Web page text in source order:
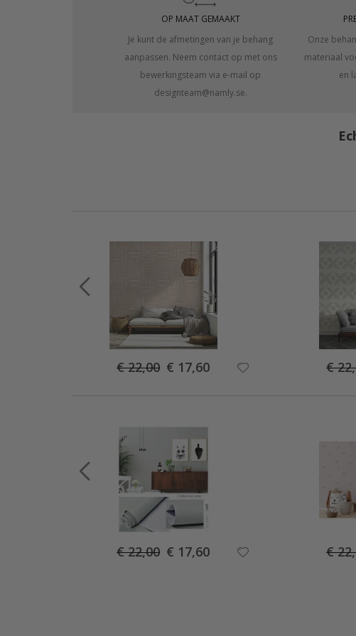
OP MAAT GEMAAKT
Je kunt de afmetingen van je behang
aanpassen. Neem contact op met ons
bewerkingsteam via e-mail op
designteam@namly.se.
Onze
materiaal
en
€ 22,00 Special
Price
€ 17,60 €
€ 22,00 Special
Price
€ 17,60 €